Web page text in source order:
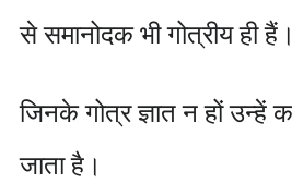
से समानोदक भी गोत्रीय ही हैं।
जिनके गोत्र ज्ञात न हों उन्हें
जाता है।